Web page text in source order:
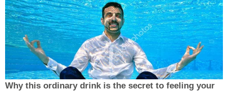
Why this ordinary drink is the secret to feeling your